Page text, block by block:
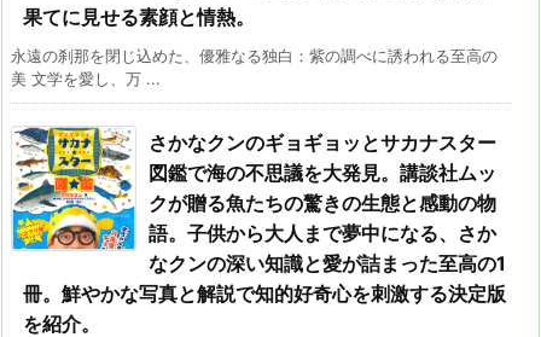
果てに見せる素顔と情熱。
永遠の刹那を閉じ込めた、優雅なる独白：紫の調べに誘われる至高の
美 文学を愛し、万 ...
さかなクンのギョギョッとサカナスター
図鑑で海の不思議を大発見。講談社ムッ
クが贈る魚たちの驚きの生態と感動の物
語。子供から大人まで夢中になる、さか
なクンの深い知識と愛が詰まった至高の1
冊。鮮やかな写真と解説で知的好奇心を刺激する決定版
を紹介。